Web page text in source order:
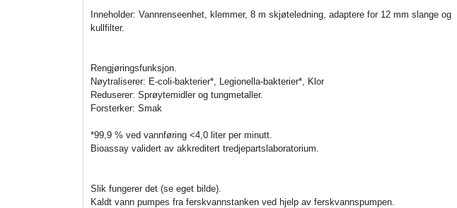
Inneholder: Vannrenseenhet, klemmer, 8 m skjøteledning, adaptere for 12 mm slange og
kullfilter.
Rengjøringsfunksjon.
Nøytraliserer: E-coli-bakterier*, Legionella-bakterier*, Klor
Reduserer: Sprøytemidler og tungmetaller.
Forsterker: Smak
*99,9 % ved vannføring <4,0 liter per minutt.
Bioassay validert av akkreditert tredjepartslaboratorium.
Slik fungerer det (se eget bilde).
Kaldt vann pumpes fra ferskvannstanken ved hjelp av ferskvannspumpen.